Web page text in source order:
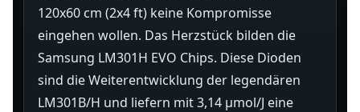
120x60 cm (2x4 ft) keine Kompromisse
eingehen wollen. Das Herzstück bilden die
Samsung LM301H EVO Chips. Diese Dioden
sind die Weiterentwicklung der legendären
LM301B/H und liefern mit 3,14 µmol/J eine